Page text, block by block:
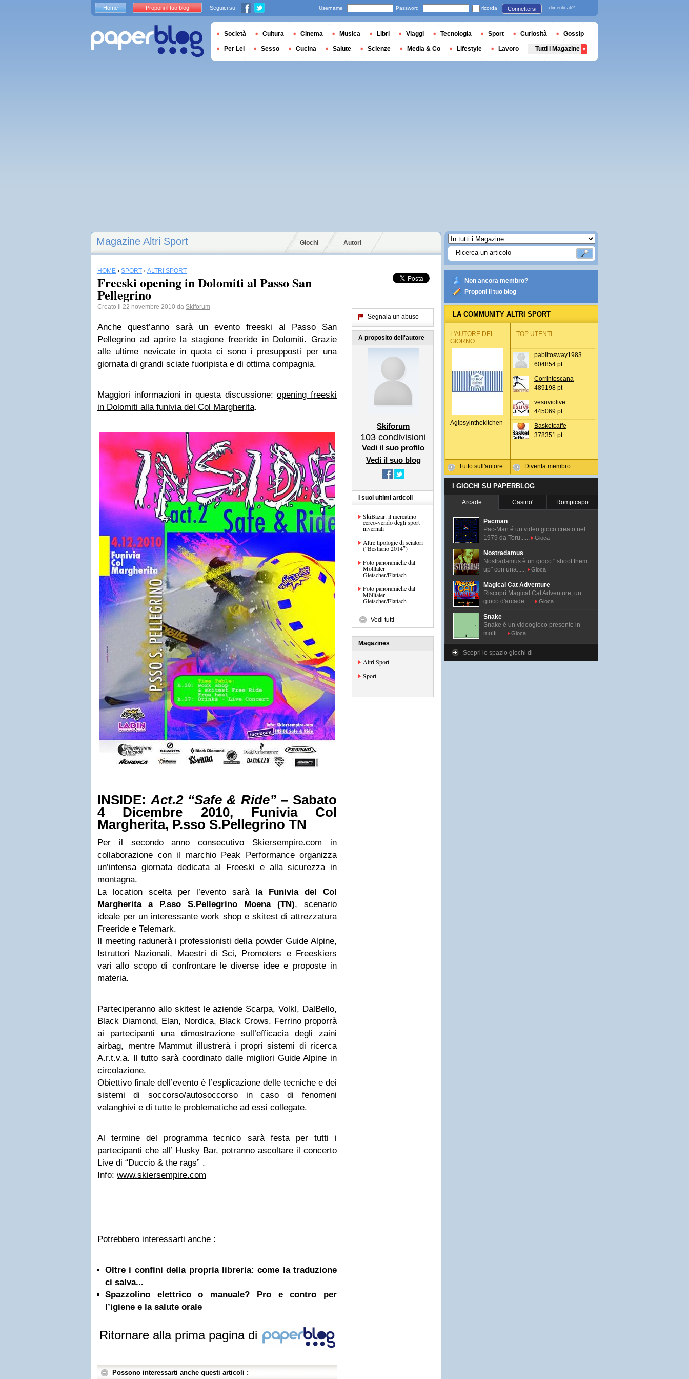
Magazine Altri Sport Giochi Autori
HOME › SPORT › ALTRI SPORT
Freeski opening in Dolomiti al Passo San
Pellegrino
Creato il 22 novembre 2010 da Skiforum
Anche quest’anno sarà un evento freeski al Passo San
Pellegrino ad aprire la stagione freeride in Dolomiti. Grazie
alle ultime nevicate in quota ci sono i presupposti per una
giornata di grandi sciate fuoripista e di ottima compagnia.
Maggiori informazioni in questa discussione:opening freeski
in Dolomiti alla funivia del Col Margherita.
INSIDE: Act.2 “Safe & Ride” – Sabato
4 Dicembre 2010, Funivia Col
Margherita, P.sso S.Pellegrino TN
Per il secondo anno consecutivo Skiersempire.com in
collaborazione con il marchio Peak Performance organizza
un’intensa giornata dedicata al Freeski e alla sicurezza in
montagna.
La location scelta per l’evento sarà la Funivia del Col
Margherita a P.sso S.Pellegrino Moena (TN), scenario
ideale per un interessante work shop e skitest di attrezzatura
Freeride e Telemark.
Il meeting radunerà i professionisti della powder Guide Alpine,
Istruttori Nazionali, Maestri di Sci, Promoters e Freeskiers
vari allo scopo di confrontare le diverse idee e proposte in
materia.
Parteciperanno allo skitest le aziende Scarpa, Volkl, DalBello,
Black Diamond, Elan, Nordica, Black Crows. Ferrino proporrà
ai partecipanti una dimostrazione sull’efficacia degli zaini
airbag, mentre Mammut illustrerà i propri sistemi di ricerca
A.r.t.v.a. Il tutto sarà coordinato dalle migliori Guide Alpine in
circolazione.
Obiettivo finale dell’evento è l’esplicazione delle tecniche e dei
sistemi di soccorso/autosoccorso in caso di fenomeni
valanghivi e di tutte le problematiche ad essi collegate.
Al termine del programma tecnico sarà festa per tutti i
partecipanti che all’ Husky Bar, potranno ascoltare il concerto
Live di “Duccio & the rags” .
Info: www.skiersempire.com
Potrebbero interessarti anche :
Oltre i confini della propria libreria: come la traduzione
ci salva...
Spazzolino elettrico o manuale? Pro e contro per
l’igiene e la salute orale
Ritornare alla prima pagina di
Possono interessarti anche questi articoli :
Segnala un abuso
A proposito dell'autore
Skiforum
103 condivisioni
Vedi il suo profilo
Vedi il suo blog
I suoi ultimi articoli
SkiBazar: il mercatino
cerco-vendo degli sport
invernali
Altre tipologie di sciatori
(“Bestiario 2014″)
Foto panoramiche dal
Mölltaler
Gletscher/Flattach
Foto panoramiche dal
Mölltaler
Gletscher/Flattach
Vedi tutti
Magazines
Altri Sport
Sport
Non ancora membro?
Proponi il tuo blog
LA COMMUNITY ALTRI SPORT
L'AUTORE DEL
GIORNO
Agipsyinthekitchen
Tutto sull'autore
TOP UTENTI
pablitosway1983
604854 pt
Corrintoscana
489198 pt
vesuviolive
445069 pt
Basketcaffe
378351 pt
Diventa membro
I GIOCHI SU PAPERBLOG
Arcade Casino' Rompicapo
Pacman
Pac-Man é un video gioco creato nel
1979 da Toru......
Gioca
Nostradamus
Nostradamus è un gioco " shoot them
up" con una......
Gioca
Magical Cat Adventure
Riscopri Magical Cat Adventure, un
gioco d'arcade......
Gioca
Snake
Snake è un videogioco presente in
molti......
Gioca
Scopri lo spazio giochi di
Home Proponi il tuo blog Seguici su Username Password ricorda Connettersi dimenticati?
Società Cultura Cinema Musica Libri Viaggi Tecnologia Sport Curiosità Gossip
Per Lei Sesso Cucina Salute Scienze Media & Co Lifestyle Lavoro Tutti i Magazine